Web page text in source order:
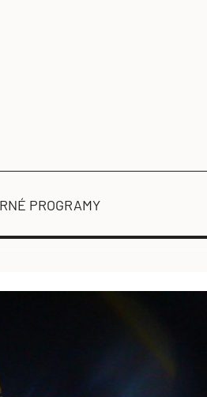
PROGRAMY